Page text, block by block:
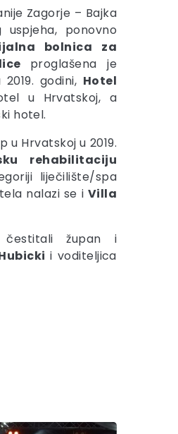
Zagorje – Bajka
ponovno
bolnica za
proglašena je
godini, Hotel
u Hrvatskoj, a
hotel.
u Hrvatskoj u 2019.
rehabilitaciju
liječilište/spa
nalazi se i Villa
čestitali župan i
i voditeljica